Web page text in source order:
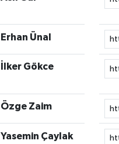
Erhan Ünal
İlker Gökce
Özge Zaim
Yasemin Çaylak